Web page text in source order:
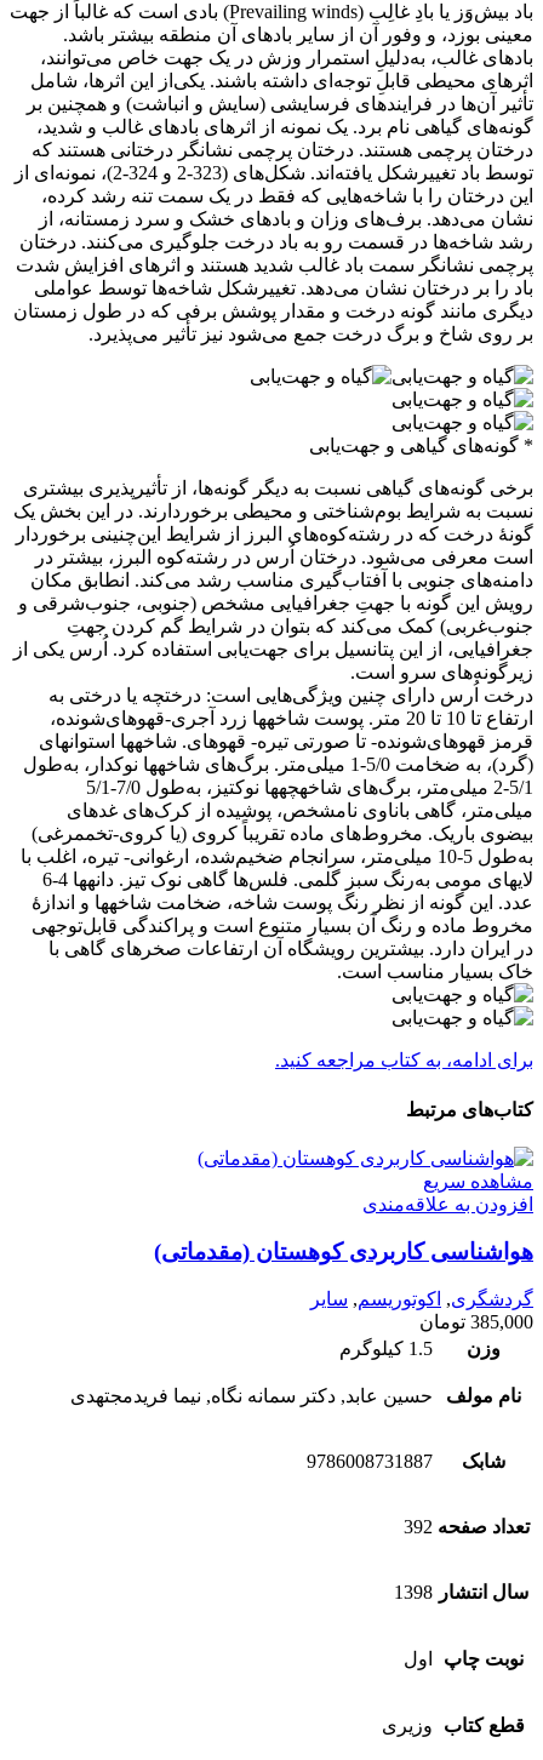
باد بیش‌وَز یا بادِ غالِب (Prevailing winds) بادی است که غالباً از جهت
معینی بوزد، و وفور آن از سایر بادهای آن منطقه بیشتر باشد.
بادهای غالب، به‌دلیلِ استمرار وزش در یک جهت خاص می‌توانند،
اثرهای محیطی قابلِ توجه‌ای داشته باشند. یکی‌از این اثرها، شامل
تأثیر آن‌ها در فرایندهای فرسایشی (سایش و انباشت) و همچنین بر
گونه‌های گیاهی نام برد. یک نمونه از اثرهای بادهای غالب و شدید،
درختان پرچمی هستند. درختان پرچمی نشانگر درختانی هستند که
توسط باد تغییر‌شکل یافته‌اند. شکل‌های (323-2 و 324-2)، نمونه‌ای از
این درختان را با شاخه‌هایی که فقط در یک سمت تنه رشد کرده،
نشان می‌دهد. برف‌های وزان و بادهای خشک و سرد زمستانه، از
رشد شاخه‌ها در قسمت رو به باد درخت جلوگیری می‌کنند. درختان
پرچمی نشانگر سمت باد غالب شدید هستند و اثرهای افزایش شدت
باد را بر درختان نشان می‌دهد. تغییرشکل شاخه‌ها توسط عواملی
دیگری مانند گونه درخت و مقدار پوشش برفی که در طول زمستان
بر روی شاخ و برگ درخت جمع می‌شود نیز تأثیر می‌پذیرد.
* گونه‌های گیاهی و جهت‌یابی
برخی گونه‌های گیاهی نسبت به دیگر گونه‌ها، از تأثیرپذیری بیشتری
نسبت به شرایط بوم‌شناختی و محیطی برخوردارند. در این بخش یک
گونۀ درخت که در رشته‌کوه‌های البرز از شرایط این‌چنینی برخوردار
است معرفی می‌شود. درختان اُرس در رشته‌کوه البرز، بیشتر در
دامنه‌های جنوبی با آفتاب‌گیری مناسب رشد می‌کند. انطابق مکان
رویش این گونه با جهتِ ‌جغرافیایی مشخص (جنوبی، جنوب‌شرقی و
جنوب‌غربی) کمک می‌کند که بتوان در شرایط گم کردن جهتِ
جغرافیایی، از این پتانسیل برای جهت‌یابی استفاده کرد. اُرس یکی از
زیرگونه‌های سرو است.
درخت اُرس دارای چنین ویژگی‌هایی است: درختچه یا درختى به
ارتفاع تا 10 تا 20 متر. پوست شاخه‏ها زرد آجرى-‌قهوه‏اى‌شونده،
قرمز قهوه‏اى‌شونده- تا صورتى تیره- قهوه‏اى. شاخه‏ها استوانه‏اى
(گرد)، به ضخامت 5/0-‌1 میلی‌متر. برگ‌هاى شاخه‏ها نوک‏دار، به‌طول
5/1-‌2 میلی‌متر، برگ‌هاى شاخه‏چه‏ها نوک‏تیز، به‌طول 7/0-‌5/1
میلی‌متر، گاهى باناوى نامشخص، پوشیده از کرک‌هاى غده‏اى
بیضوى باریک. مخروط‌هاى ماده تقریباً کروى (یا کروى-‌تخم‏مرغى)
به‌طول 5-‌10 میلی‌متر، سرانجام ضخیم‌شده، ارغوانى- تیره، اغلب با
لایه‏اى مومى به‌رنگ سبز گلمى. فلس‌ها گاهى نوک تیز. دانه‏ها 4-‌6
عدد. این گونه از نظر رنگ پوست شاخه، ضخامت شاخه‏ها و اندازۀ
مخروط ماده و رنگ آن بسیار متنوع است و پراکندگی قابل‌توجهى
در ایران دارد. بیشترین رویشگاه آن ارتفاعات صخره‏اى گاهى با
خاک بسیار مناسب است.
برای ادامه، به کتاب مراجعه کنید.
کتاب‌های مرتبط
مشاهده سریع
افزودن به علاقه‌مندی
هواشناسی کاربردی کوهستان (مقدماتی)
گردشگری, اکوتوریسم, سایر
385,000 تومان
وزن
1.5 کیلوگرم
نام مولف حسین عابد, دکتر سمانه نگاه, نیما فریدمجتهدی
شابک 9786008731887
تعداد صفحه 392
سال انتشار 1398
نوبت چاپ اول
قطع کتاب وزیری